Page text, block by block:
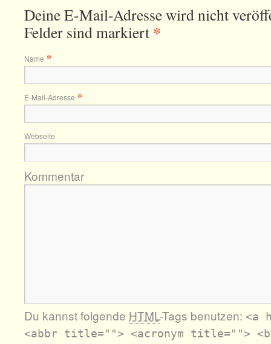
Deine E-Mail-Adresse wird nicht
Felder sind markiert *
Name *
E-Mail-Adresse *
Webseite
Kommentar
Du kannst folgende HTML-Tags benutzen: <a
<abbr title=""> <acronym title="">